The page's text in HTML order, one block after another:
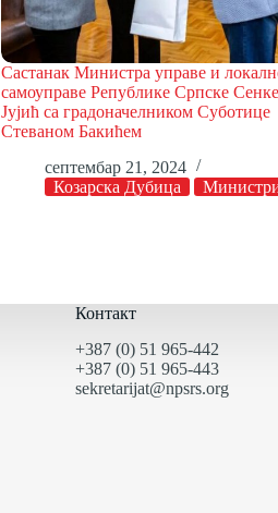
Састанак Министра управе и
самоуправе Републике Српске Сенке
Јујић са градоначелником Суботице
Стеваном Бакићем
септембар 21, 2024
Козарска Дубица
Контакт
+387 (0) 51 965-442
+387 (0) 51 965-443
sekretarijat@npsrs.org